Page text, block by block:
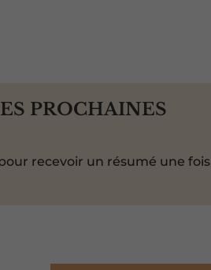
PROCHAINES
recevoir un résumé une fois